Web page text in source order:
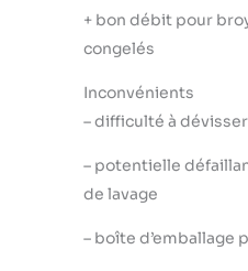
+ bon débit pour
congelés
Inconvénients
–difficulté à
– potentielle
de lavage
– boîte d’emballage